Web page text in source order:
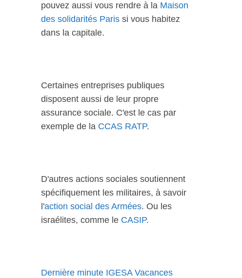
pouvez aussi vous rendre à la Maison
des solidarités Paris si vous habitez
dans la capitale.
Certaines entreprises publiques
disposent aussi de leur propre
assurance sociale. C'est le cas par
exemple de la CCAS RATP.
D'autres actions sociales soutiennent
spécifiquement les militaires, à savoir
l'action social des Armées. Ou les
israélites, comme le CASIP.
Dernière minute IGESA Vacances